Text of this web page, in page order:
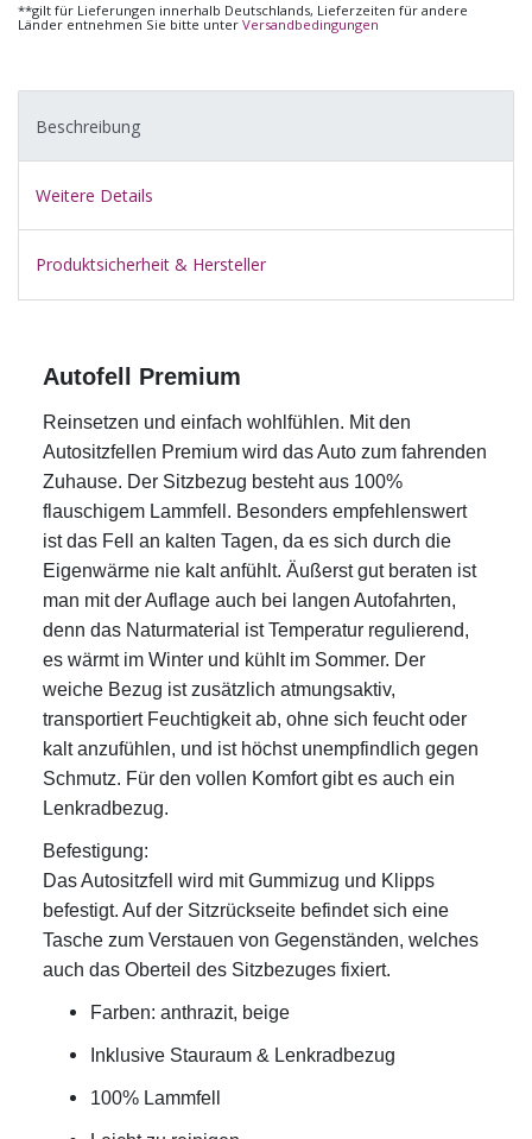
**gilt für Lieferungen innerhalb Deutschlands, Lieferzeiten für andere
Länder entnehmen Sie bitte unter Versandbedingungen
Beschreibung
Weitere Details
Produktsicherheit & Hersteller
Autofell Premium
Reinsetzen und einfach wohlfühlen. Mit den
Autositzfellen Premium wird das Auto zum fahrenden
Zuhause. Der Sitzbezug besteht aus 100%
flauschigem Lammfell. Besonders empfehlenswert
ist das Fell an kalten Tagen, da es sich durch die
Eigenwärme nie kalt anfühlt. Äußerst gut beraten ist
man mit der Auflage auch bei langen Autofahrten,
denn das Naturmaterial ist Temperatur regulierend,
es wärmt im Winter und kühlt im Sommer. Der
weiche Bezug ist zusätzlich atmungsaktiv,
transportiert Feuchtigkeit ab, ohne sich feucht oder
kalt anzufühlen, und ist höchst unempfindlich gegen
Schmutz. Für den vollen Komfort gibt es auch ein
Lenkradbezug.
Befestigung:
Das Autositzfell wird mit Gummizug und Klipps
befestigt. Auf der Sitzrückseite befindet sich eine
Tasche zum Verstauen von Gegenständen, welches
auch das Oberteil des Sitzbezuges fixiert.
Farben: anthrazit, beige
Inklusive Stauraum & Lenkradbezug
100% Lammfell